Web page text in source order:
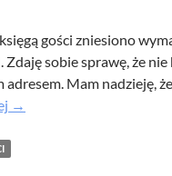
gości zniesiono
Zdaję sobie sprawę, że
adresem. Mam nadzieję,
Modyfikacje
→